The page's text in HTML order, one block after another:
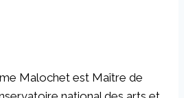
Malochet est Maître de